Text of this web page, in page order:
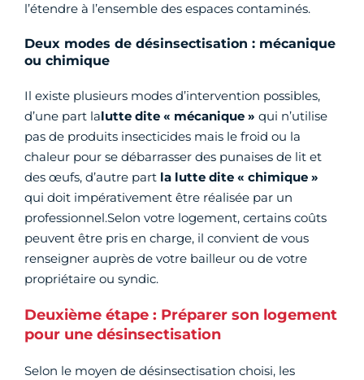
l’étendre à l’ensemble des espaces contaminés.
Deux modes de désinsectisation : mécanique
ou chimique
Il existe plusieurs modes d’intervention possibles,
d’une part lalutte dite « mécanique » qui n’utilise
pas de produits insecticides mais le froid ou la
chaleur pour se débarrasser des punaises de lit et
des œufs, d’autre part la lutte dite « chimique »
qui doit impérativement être réalisée par un
professionnel.Selon votre logement, certains coûts
peuvent être pris en charge, il convient de vous
renseigner auprès de votre bailleur ou de votre
propriétaire ou syndic.
Deuxième étape : Préparer son logement
pour une désinsectisation
Selon le moyen de désinsectisation choisi, les